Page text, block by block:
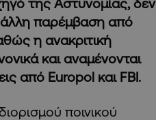
άλλη παρέμβαση από
η ανακριτική
και αναμένονται
από Europol και FBI.
ποινικού